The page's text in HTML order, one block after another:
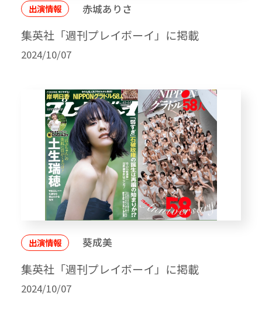
出演情報 赤城ありさ
集英社「週刊プレイボーイ」に掲載
2024/10/07
出演情報 葵成美
集英社「週刊プレイボーイ」に掲載
2024/10/07